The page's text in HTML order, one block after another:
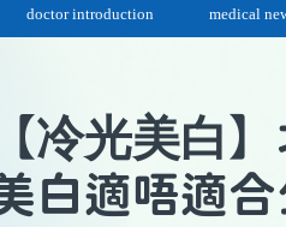
doctor introduction medical
【冷光美白
白適唔適